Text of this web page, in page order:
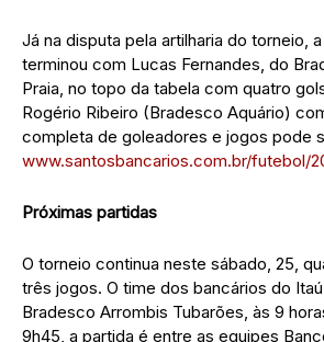
Já na disputa pela artilharia do torneio,
terminou com Lucas Fernandes, do
Praia, no topo da tabela com quatro
Rogério Ribeiro (Bradesco Aquário)
completa de goleadores e jogos pode
www.santosbancarios.com.br/futebol/
Próximas partidas
O torneio continua neste sábado, 25,
três jogos. O time dos bancários do
Bradesco Arrombis Tubarões, às 9
9h45, a partida é entre as equipes